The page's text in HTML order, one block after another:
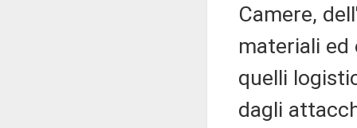
Camere,
materiali
quelli
dagli